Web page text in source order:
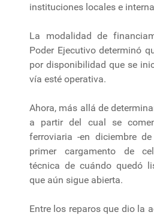
instituciones locales e
La modalidad de
Poder Ejecutivo determinó
por disponibilidad que se
vía esté operativa.
Ahora, más allá de
a partir del cual se
ferroviaria -en diciembre
primer cargamento de
técnica de cuándo quedó
que aún sigue abierta.
Entre los reparos que dio la